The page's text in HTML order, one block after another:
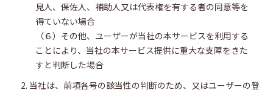
見人、保佐人、補助人又は代表権を有する者の同意等を
得ていない場合
（６）その他、ユーザーが当社の本サービスを利用する
ことにより、当社の本サービス提供に重大な支障をきた
すと判断した場合
当社は、前項各号の該当性の判断のため、又はユーザーの登